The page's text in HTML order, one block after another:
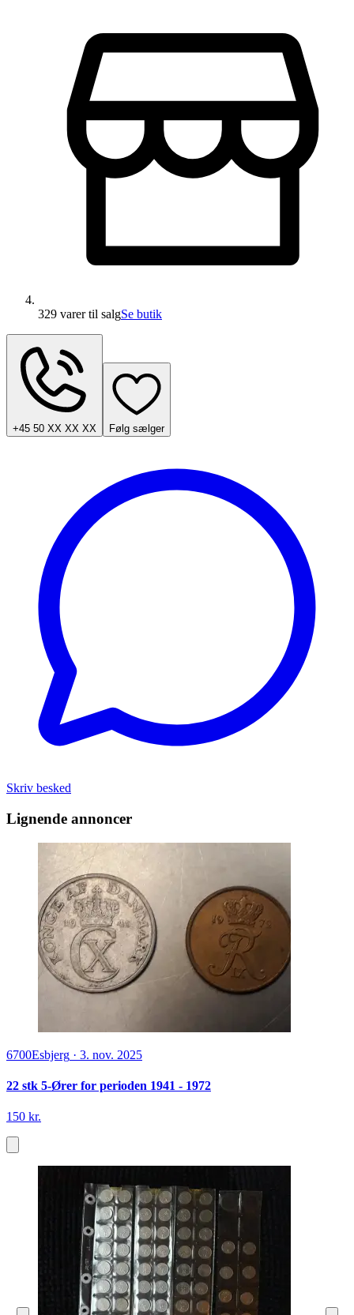
329 varertil salgSe butik
+45 50 XX XX XX Følg sælger
Skriv besked
Lignende annoncer
6700Esbjerg · 3. nov. 2025
22 stk 5-Ører for perioden 1941 - 1972
150 kr.